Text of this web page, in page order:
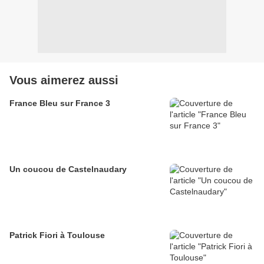
Vous aimerez aussi
France Bleu sur France 3
Un coucou de Castelnaudary
Patrick Fiori à Toulouse